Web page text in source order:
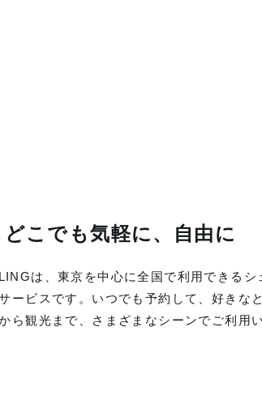
こでも気軽に、自由に
は、東京を中心に全国で利用できるシ
ービスです。いつでも予約して、好きな
ら観光まで、さまざまなシーンでご利用